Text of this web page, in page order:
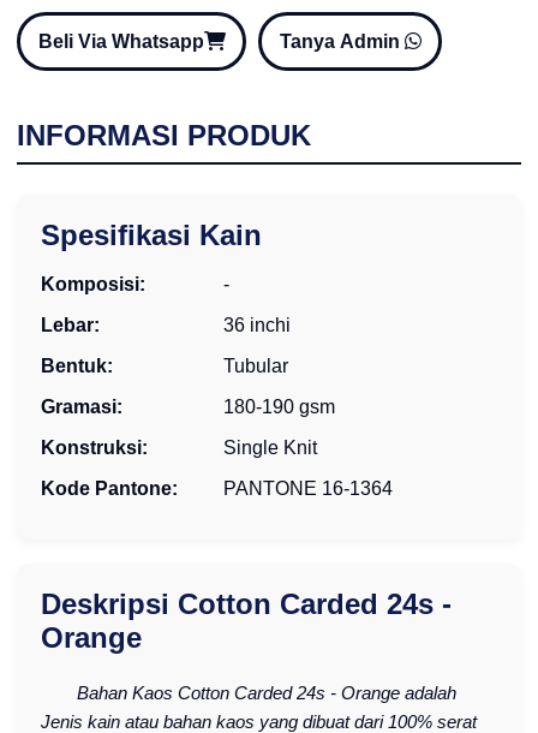
Beli Via Whatsapp Tanya Admin
INFORMASI PRODUK
Spesifikasi Kain
Komposisi:
-
Lebar:
36 inchi
Bentuk:
Tubular
Gramasi:
180-190 gsm
Konstruksi:
Single Knit
Kode Pantone:
PANTONE 16-1364
Deskripsi Cotton Carded 24s -
Orange
Bahan Kaos Cotton Carded 24s - Orange adalah
Jenis kain atau bahan kaos yang dibuat dari 100% serat